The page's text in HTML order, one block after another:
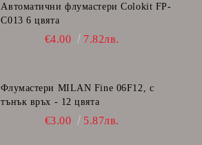
Автоматични флумастери Colokit FP-
C013 6 цвята
€4.00 7.82лв.
Флумастери MILAN Fine 06F12, с
тънък връх - 12 цвята
€3.00 5.87лв.